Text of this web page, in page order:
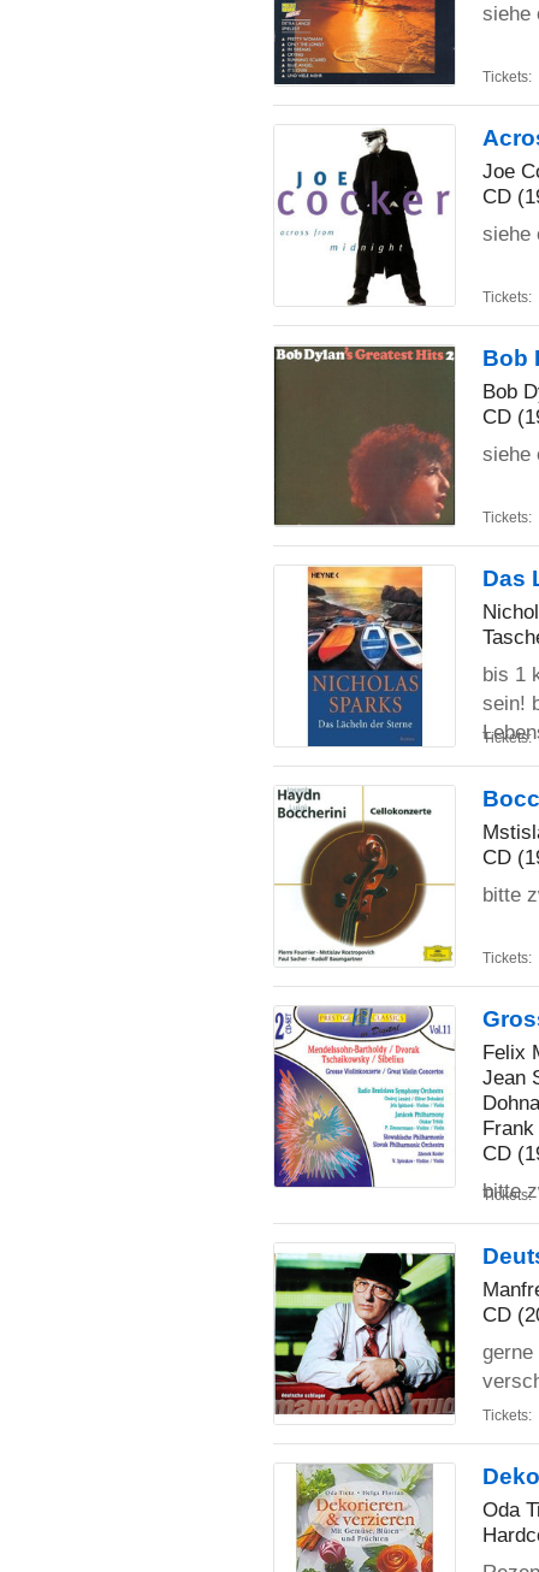
siehe
Tickets:
Joe
CD
siehe
Tickets:
Bob
Bob
CD
siehe
Tickets:
Das
bis 1
sein!
Tickets:
CD
bitte
Tickets:
Felix
Jean
CD
bitte
Tickets:
CD
gerne
Tickets:
Oda